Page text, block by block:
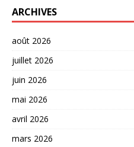
ARCHIVES
août 2026
juillet 2026
juin 2026
mai 2026
avril 2026
mars 2026